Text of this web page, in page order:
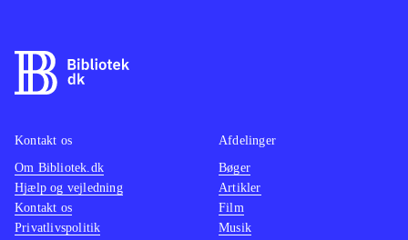
Kontakt os
Om Bibliotek.dk
Hjælp og vejledning
Kontakt os
Privatlivspolitik
Afdelinger
Bøger
Artikler
Film
Musik